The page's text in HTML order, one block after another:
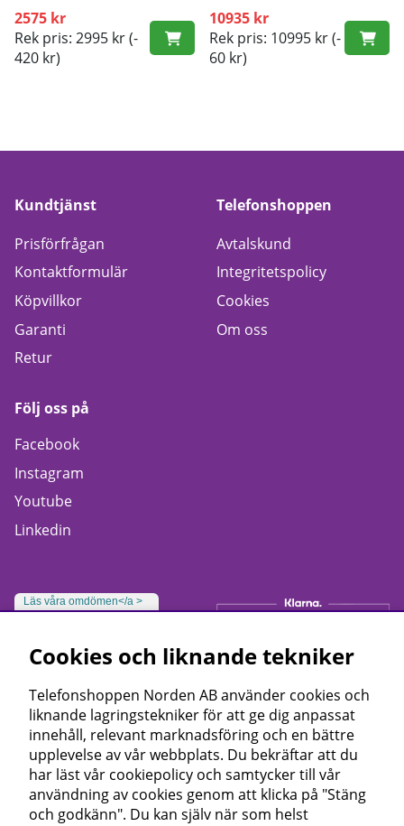
2575 kr
Rek pris: 2995 kr(-
420 kr)
10935 kr
Rek pris: 10995 kr(-
60 kr)
Kundtjänst
Prisförfrågan
Kontaktformulär
Köpvillkor
Garanti
Retur
Telefonshoppen
Avtalskund
Integritetspolicy
Cookies
Om oss
Följ oss på
Facebook
Instagram
Youtube
Linkedin
Läs våra omdömen</a >
Cookies och liknande tekniker
Telefonshoppen Norden AB använder cookies och
liknande lagringstekniker för att ge dig anpassat
innehåll, relevant marknadsföring och en bättre
upplevelse av vår webbplats. Du bekräftar att du
har läst vår cookiepolicy och samtycker till vår
användning av cookies genom att klicka på "Stäng
och godkänn". Du kan själv när som helst